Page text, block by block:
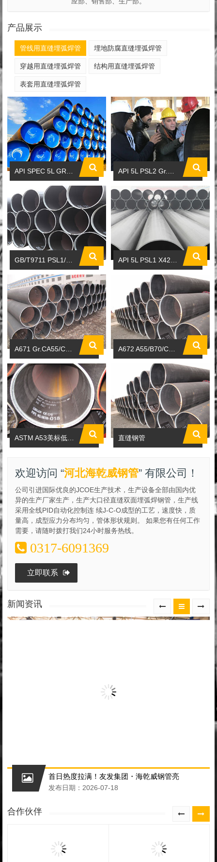
产品展示
管线用直缝埋弧焊管 埋地防腐直缝埋弧焊管
穿越用直缝埋弧焊管 结构用直缝埋弧焊管
表套用直缝埋弧焊管
直缝钢管
欢迎访问 “河北海乾威钢管” 有限公司！
公司引进国际优良的JCOE生产技术，生产设备全部由国内优
异的生产厂家生产，生产大口径直缝双面埋弧焊钢管，生产线
采用全线PID自动化控制连 续J-C-O成型的工艺，速度快，质
量高，成型应力分布均匀，管体形状规则。 如果您有任何工作
需要，请随时拨打我们24小时服务热线。
0317-6091369
立即联系
新闻资讯
首日热度拉满！友发集团・海乾威钢管亮
发布日期：2026-07-18
合作伙伴